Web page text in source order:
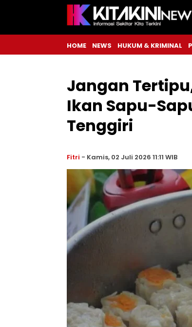
HOME NEWS HUKUM & KRIMINAL
Jangan
Ikan Sapu-
Tenggiri
Fitri - Kamis, 02 Juli 2026 11:11 WIB